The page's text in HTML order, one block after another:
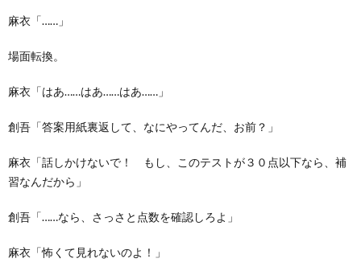
麻衣「……」
場面転換。
麻衣「はあ……はあ……はあ……」
創吾「答案用紙裏返して、なにやってんだ、お前？」
麻衣「話しかけないで！ もし、このテストが３０点以下なら、補
習なんだから」
創吾「……なら、さっさと点数を確認しろよ」
麻衣「怖くて見れないのよ！」